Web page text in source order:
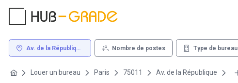
Av. de la République
Nombre de postes Type de bureau
Louer un bureau Paris 75011 Av. de la République